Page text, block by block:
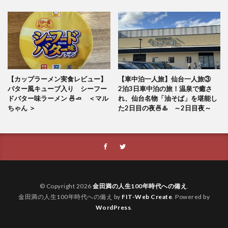
【カップラーメン実食レビュー】
バター風キューブ入り シーフー
ドバター味ラーメン 🍜🧈 ＜マル
ちゃん ＞
【車中泊一人旅】仙台一人旅③
2泊3日車中泊の旅！温泉で癒さ
れ、仙台名物「油そば」を堪能し
た2日目の夜🍜♨️ ～2日目夜～
© Copyright 2026 金田満の人生100年時代への備え
金田満の人生100年時代への備え by FIT-Web Create . Powered by
WordPress